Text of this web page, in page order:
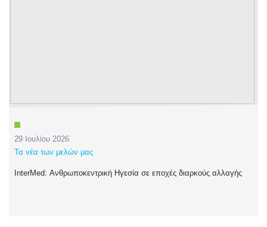
29 Ιουλίου 2026
Τα νέα των μελών μας
InterMed: Ανθρωποκεντρική Ηγεσία σε εποχές διαρκούς αλλαγής